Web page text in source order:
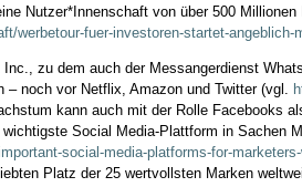
Nutzer*Innenschaft von über 500
werbetour-fuer-investoren-startet-
zu dem auch der Messangerdienst
noch vor Netflix, Amazon und Twitter (vgl.
kann auch mit der Rolle Facebooks
Social Media-Plattform in Sachen
social-media-platforms-for-
Platz der 25 wertvollsten Marken